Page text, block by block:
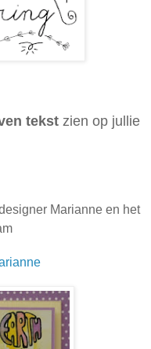
tekstzien op jullie
Marianne en het